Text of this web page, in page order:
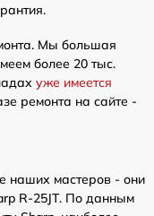
Мы большая
более 20 тыс.
уже имеется
ремонта на сайте -
наших мастеров - они
R-25JT. По данным